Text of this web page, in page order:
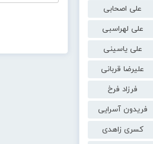
علی اصحابی
علی لهراسبی
علی یاسینی
علیرضا قربانی
فرزاد فرخ
فریدون آسرایی
کسری زاهدی